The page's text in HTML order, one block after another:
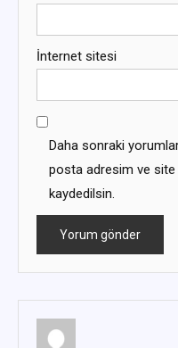
İnternet sitesi
Daha sonraki
posta adresim ve site
kaydedilsin.